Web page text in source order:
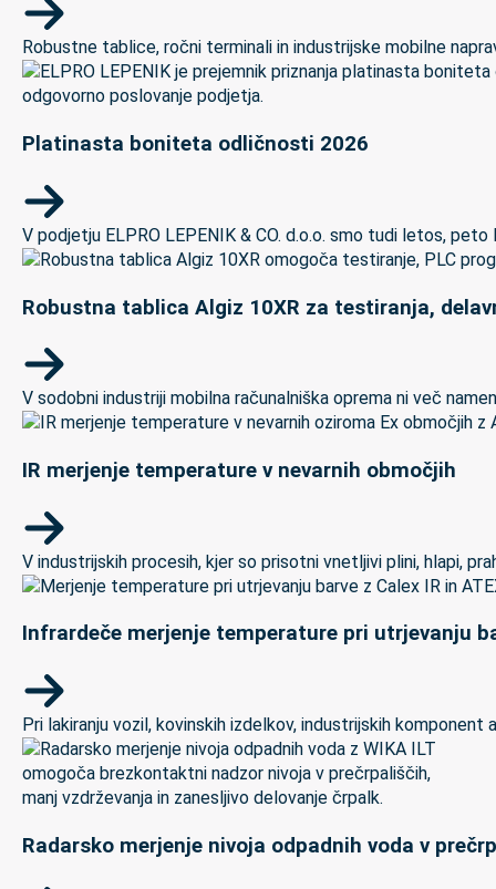
Robustne tablice, ročni terminali in industrijske mobilne
Platinasta boniteta odličnosti 2026
V podjetju ELPRO LEPENIK & CO. d.o.o. smo tudi letos,
Robustna tablica Algiz 10XR za testiranja,
V sodobni industriji mobilna računalniška oprema ni več
IR merjenje temperature v nevarnih območjih
V industrijskih procesih, kjer so prisotni vnetljivi plini, hlapi,
Infrardeče merjenje temperature pri utrjevanju
Pri lakiranju vozil, kovinskih izdelkov, industrijskih
Radarsko merjenje nivoja odpadnih voda v